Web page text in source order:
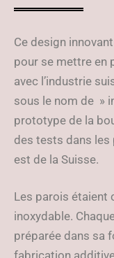
Ce design
pour se mettre en
avec l’industrie
sous le nom de »
prototype de la
des tests dans les
est de la Suisse.
Les parois étaient
inoxydable.
préparée dans sa
fabrication